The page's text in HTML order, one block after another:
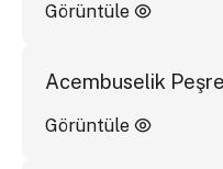
Görüntüle
Acembuselik
Görüntüle